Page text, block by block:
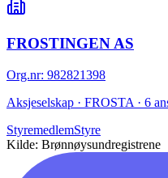
FROSTINGEN AS
Org.nr: 982821398
Aksjeselskap · FROSTA · 6
StyremedlemStyre
Kilde: Brønnøysundregistrene